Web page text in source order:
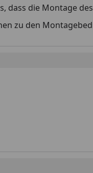
dass die Montage
zu den